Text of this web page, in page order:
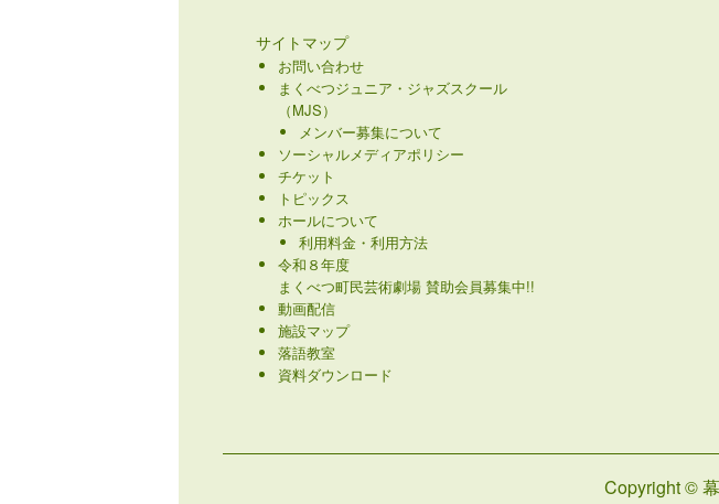
サイトマップ
お問い合わせ
まくべつジュニア・ジャズスクール
（MJS）
メンバー募集について
ソーシャルメディアポリシー
チケット
トピックス
ホールについて
利用料金・利用方法
令和８年度
まくべつ町民芸術劇場 賛助会員募集中!!
動画配信
施設マップ
落語教室
資料ダウンロード
Copyright ©